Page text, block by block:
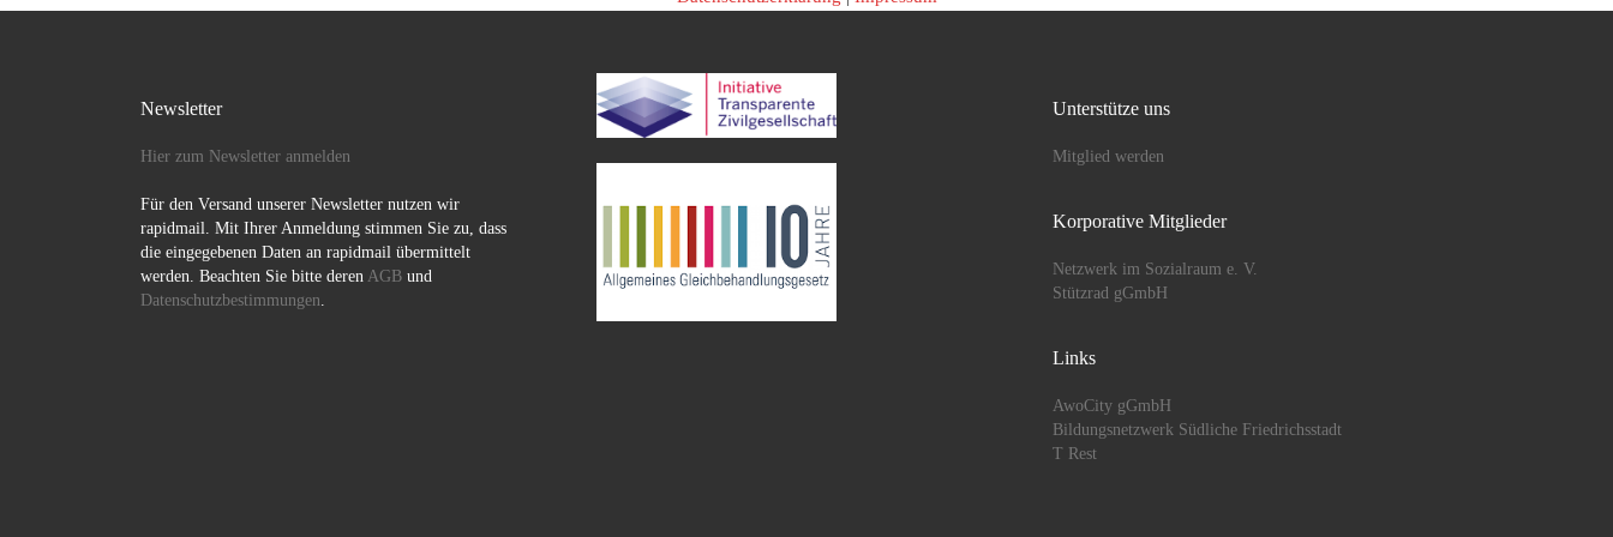
Newsletter
Hier zum Newsletter anmelden
Für den Versand unserer Newsletter nutzen wir
rapidmail. Mit Ihrer Anmeldung stimmen Sie zu, dass
die eingegebenen Daten an rapidmail übermittelt
werden. Beachten Sie bitte deren AGB und
Datenschutzbestimmungen.
Unterstütze uns
Mitglied werden
Korporative Mitglieder
Netzwerk im Sozialraum e. V.
Stützrad gGmbH
Links
AwoCity gGmbH
Bildungsnetzwerk Südliche Friedrichsstadt
T Rest